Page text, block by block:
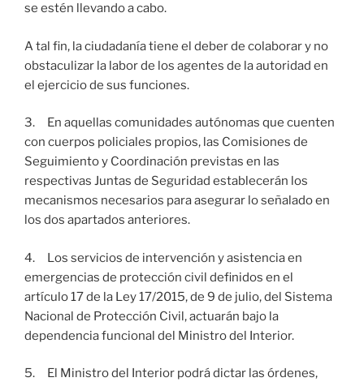
se estén llevando a cabo.
A tal fin, la ciudadanía tiene el deber de colaborar y no
obstaculizar la labor de los agentes de la autoridad en
el ejercicio de sus funciones.
3. En aquellas comunidades autónomas que cuenten
con cuerpos policiales propios, las Comisiones de
Seguimiento y Coordinación previstas en las
respectivas Juntas de Seguridad establecerán los
mecanismos necesarios para asegurar lo señalado en
los dos apartados anteriores.
4. Los servicios de intervención y asistencia en
emergencias de protección civil definidos en el
artículo 17 de la Ley 17/2015, de 9 de julio, del Sistema
Nacional de Protección Civil, actuarán bajo la
dependencia funcional del Ministro del Interior.
5. El Ministro del Interior podrá dictar las órdenes,